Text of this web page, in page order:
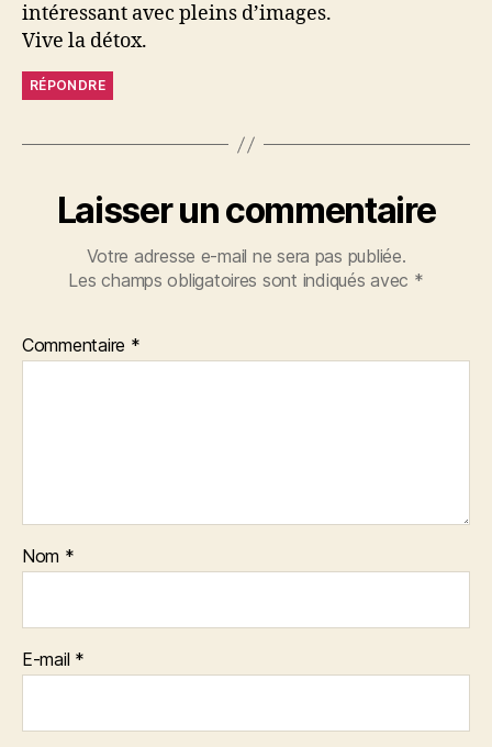
intéressant avec pleins d’images.
Vive la détox.
RÉPONDRE
Laisser un commentaire
Votre adresse e-mail ne sera pas publiée.
Les champs obligatoires sont indiqués avec *
Commentaire *
Nom *
E-mail *